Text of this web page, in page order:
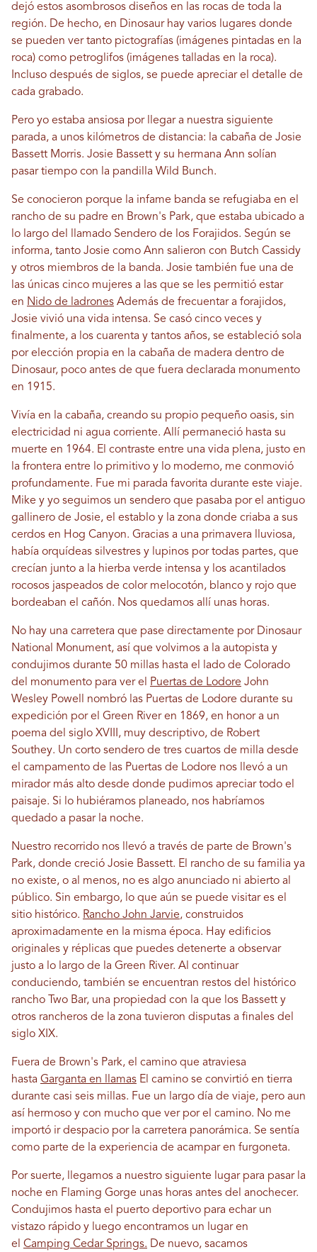
dejó estos asombrosos diseños en las rocas de toda la
región. De hecho, en Dinosaur hay varios lugares donde
se pueden ver tanto pictografías (imágenes pintadas en la
roca) como petroglifos (imágenes talladas en la roca).
Incluso después de siglos, se puede apreciar el detalle de
cada grabado.
Pero yo estaba ansiosa por llegar a nuestra siguiente
parada, a unos kilómetros de distancia: la cabaña de Josie
Bassett Morris. Josie Bassett y su hermana Ann solían
pasar tiempo con la pandilla Wild Bunch.
Se conocieron porque la infame banda se refugiaba en el
rancho de su padre en Brown's Park, que estaba ubicado a
lo largo del llamado Sendero de los Forajidos. Según se
informa, tanto Josie como Ann salieron con Butch Cassidy
y otros miembros de la banda. Josie también fue una de
las únicas cinco mujeres a las que se les permitió estar
en Nido de ladrones Además de frecuentar a forajidos,
Josie vivió una vida intensa. Se casó cinco veces y
finalmente, a los cuarenta y tantos años, se estableció sola
por elección propia en la cabaña de madera dentro de
Dinosaur, poco antes de que fuera declarada monumento
en 1915.
Vivía en la cabaña, creando su propio pequeño oasis, sin
electricidad ni agua corriente. Allí permaneció hasta su
muerte en 1964. El contraste entre una vida plena, justo en
la frontera entre lo primitivo y lo moderno, me conmovió
profundamente. Fue mi parada favorita durante este viaje.
Mike y yo seguimos un sendero que pasaba por el antiguo
gallinero de Josie, el establo y la zona donde criaba a sus
cerdos en Hog ​​Canyon. Gracias a una primavera lluviosa,
había orquídeas silvestres y lupinos por todas partes, que
crecían junto a la hierba verde intensa y los acantilados
rocosos jaspeados de color melocotón, blanco y rojo que
bordeaban el cañón. Nos quedamos allí unas horas.
No hay una carretera que pase directamente por Dinosaur
National Monument, así que volvimos a la autopista y
condujimos durante 50 millas hasta el lado de Colorado
del monumento para ver el
Puertas de Lodore John
Wesley Powell nombró las Puertas de Lodore durante su
expedición por el Green River en 1869, en honor a un
poema del siglo XVIII, muy descriptivo, de Robert
Southey. Un corto sendero de tres cuartos de milla desde
el campamento de las Puertas de Lodore nos llevó a un
mirador más alto desde donde pudimos apreciar todo el
paisaje. Si lo hubiéramos planeado, nos habríamos
quedado a pasar la noche.
Nuestro recorrido nos llevó a través de parte de Brown's
Park, donde creció Josie Bassett. El rancho de su familia ya
no existe, o al menos, no es algo anunciado ni abierto al
público. Sin embargo, lo que aún se puede visitar es el
sitio histórico. Rancho John Jarvie, construidos
aproximadamente en la misma época. Hay edificios
originales y réplicas que puedes detenerte a observar
justo a lo largo de la Green River. Al continuar
conduciendo, también se encuentran restos del histórico
rancho Two Bar, una propiedad con la que los Bassett y
otros rancheros de la zona tuvieron disputas a finales del
siglo XIX.
Fuera de Brown's Park, el camino que atraviesa
hasta Garganta en llamas El camino se convirtió en tierra
durante casi seis millas. Fue un largo día de viaje, pero aun
así hermoso y con mucho que ver por el camino. No me
importó ir despacio por la carretera panorámica. Se sentía
como parte de la experiencia de acampar en furgoneta.
Por suerte, llegamos a nuestro siguiente lugar para pasar la
noche en Flaming Gorge unas horas antes del anochecer.
Condujimos hasta el puerto deportivo para echar un
vistazo rápido y luego encontramos un lugar en
el Camping Cedar Springs. De nuevo, sacamos